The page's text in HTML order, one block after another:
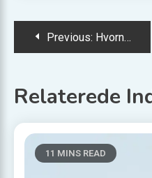
Previous: Hvornår ser man nordlys bedst i Fairbanks, Alaska?
Relaterede
11 MINS READ